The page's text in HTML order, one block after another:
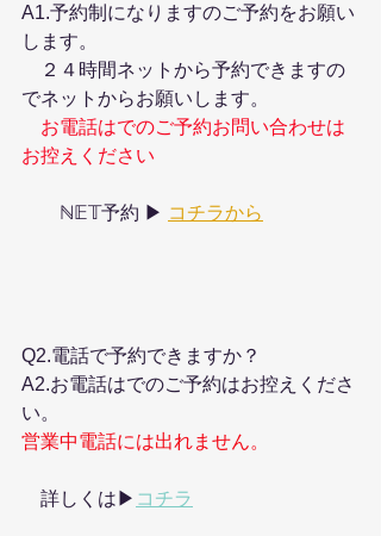
A1.予約制になりますのご予約をお願い
します。
２４時間ネットから予約できますの
でネットからお願いします。
お電話はでのご予約お問い合わせは
お控えください
ℕ𝔼𝕋予約 ▶︎ コチラから
Q2.電話で予約できますか？
A2.お電話はでのご予約はお控えくださ
い。
営業中電話には出れません。
詳しくは▶︎ コチラ